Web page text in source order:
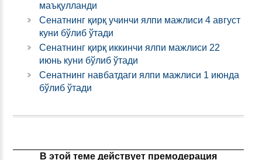
маъқулланди
Сенатнинг қирқ учинчи ялпи мажлиси 4 август
куни бўлиб ўтади
Сенатнинг қирқ иккинчи ялпи мажлиси 22
июнь куни бўлиб ўтади
Сенатнинг навбатдаги ялпи мажлиси 1 июнда
бўлиб ўтади
В этой теме действует премодерация